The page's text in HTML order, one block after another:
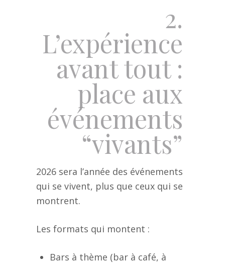
2.
L’expérience
avant tout :
place aux
événements
“vivants”
2026 sera l’année des événements
qui se vivent, plus que ceux qui se
montrent.
Les formats qui montent :
Bars à thème (bar à café, à